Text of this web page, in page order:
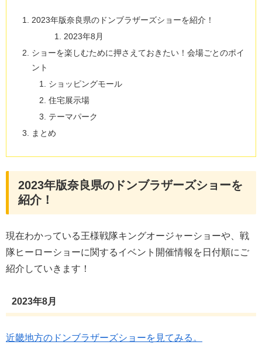
2023年版奈良県のドンブラザーズショーを紹介！
2023年8月
ショーを楽しむために押さえておきたい！会場ごとのポイ
ント
ショッピングモール
住宅展示場
テーマパーク
まとめ
2023年版奈良県のドンブラザーズショーを
紹介！
現在わかっている王様戦隊キングオージャーショーや、戦
隊ヒーローショーに関するイベント開催情報を日付順にご
紹介していきます！
2023年8月
近畿地方のドンブラザーズショーを見てみる。